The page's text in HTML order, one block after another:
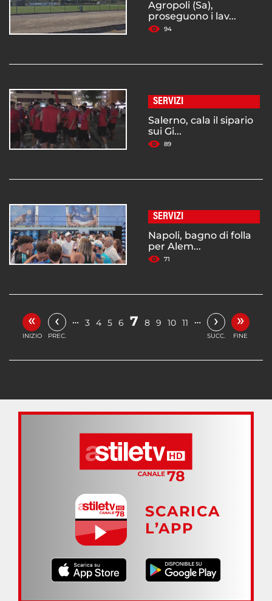
Agropoli (Sa),
proseguono i lav...
94
SERVIZI
Salerno, cala il sipario
sui Gi...
89
SERVIZI
Napoli, bagno di folla
per Alem...
71
«
INIZIO
‹
PREC.
… 3 4 5 6 7 8 9 10 11 … ›
SUCC.
»
FINE
SCARICA
L’APP